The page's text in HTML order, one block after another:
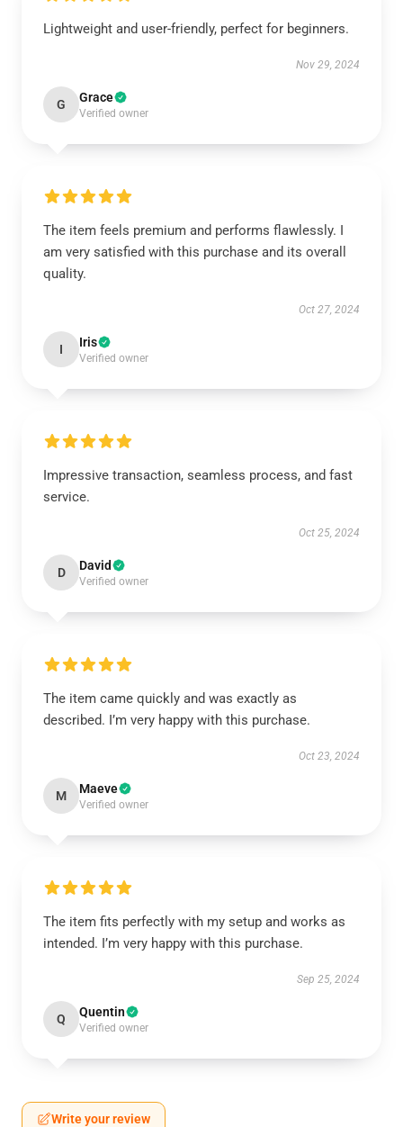
Lightweight and user-friendly, perfect for beginners.
Nov 29, 2024
G Grace
Verified owner
The item feels premium and performs flawlessly. I
am very satisfied with this purchase and its overall
quality.
Oct 27, 2024
I Iris
Verified owner
Impressive transaction, seamless process, and fast
service.
Oct 25, 2024
D David
Verified owner
The item came quickly and was exactly as
described. I’m very happy with this purchase.
Oct 23, 2024
M Maeve
Verified owner
The item fits perfectly with my setup and works as
intended. I’m very happy with this purchase.
Sep 25, 2024
Q Quentin
Verified owner
Write your review